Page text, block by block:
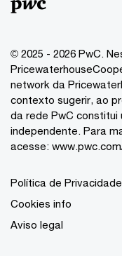
© 2025 - 2026 PwC.
network da
contexto sugerir, ao
da rede PwC constitui
independente. Para
acesse:
Política de Privacidade
Cookies info
Aviso legal